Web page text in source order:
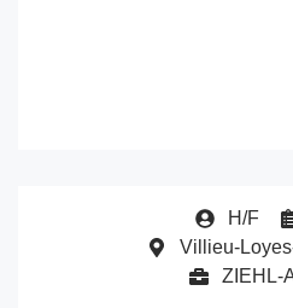
H/F
Villieu-
ZIEHL-